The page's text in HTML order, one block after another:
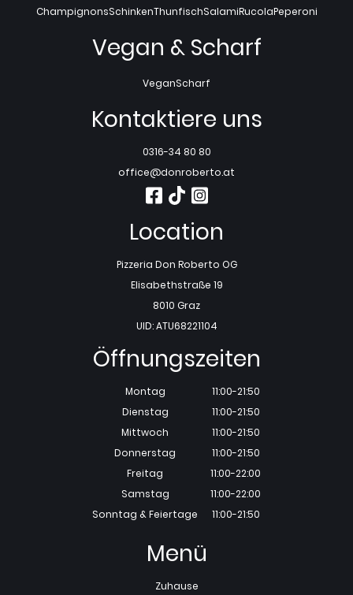
ChampignonsSchinkenThunfischSalamiRucolaPeperoni
Vegan & Scharf
VeganScharf
Kontaktiere uns
0316-34 80 80
office@donroberto.at
Location
Pizzeria Don Roberto OG
Elisabethstraße 19
8010 Graz
UID: ATU68221104
Öffnungszeiten
Montag
Dienstag
Mittwoch
Donnerstag
Freitag
Samstag
Sonntag & Feiertage
11:00-21:50
11:00-21:50
11:00-21:50
11:00-21:50
11:00-22:00
11:00-22:00
11:00-21:50
Menü
Zuhause